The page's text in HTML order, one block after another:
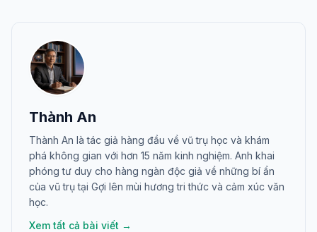
Thành An
Thành An là tác giả hàng đầu về vũ trụ học và khám
phá không gian với hơn 15 năm kinh nghiệm. Anh khai
phóng tư duy cho hàng ngàn độc giả về những bí ẩn
của vũ trụ tại Gợi lên mùi hương tri thức và cảm xúc văn
học.
Xem tất cả bài viết →